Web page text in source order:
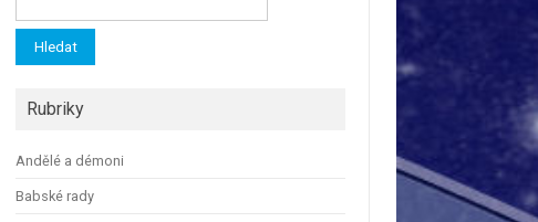
Rubriky
Andělé a démoni
Babské rady